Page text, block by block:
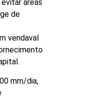
áreas
de
vendaval
mm/dia,